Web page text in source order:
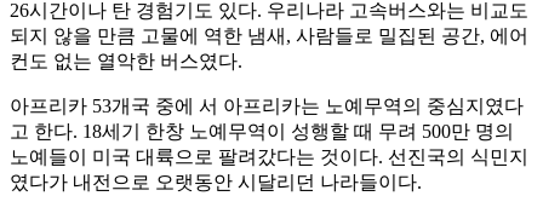
26시간이나 탄 경험기도 있다. 우리나라 고속버스와는 비교도
되지 않을 만큼 고물에 역한 냄새, 사람들로 밀집된 공간, 에어
컨도 없는 열악한 버스였다.
아프리카 53개국 중에 서 아프리카는 노예무역의 중심지였다
고 한다. 18세기 한창 노예무역이 성행할 때 무려 500만 명의
노예들이 미국 대륙으로 팔려갔다는 것이다. 선진국의 식민지
였다가 내전으로 오랫동안 시달리던 나라들이다.